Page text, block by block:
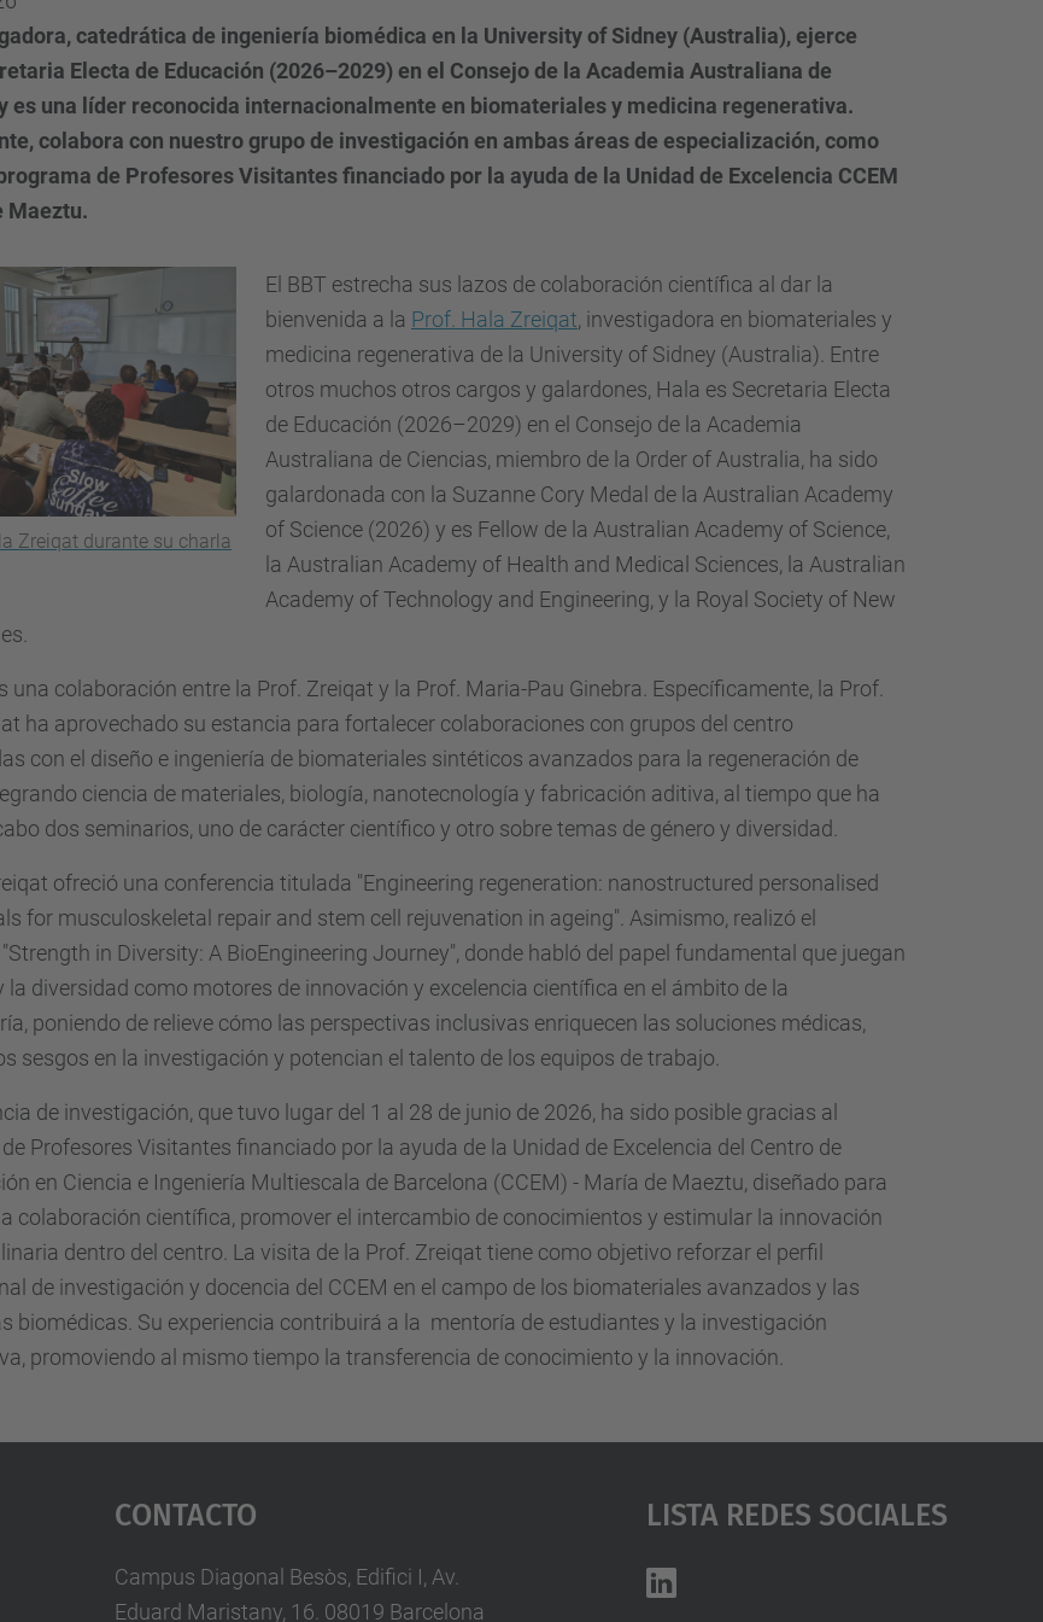
catedrática de ingeniería biomédica en la University of Sidney (Australia), ejerce
Electa de Educación (2026–2029) en el Consejo de la Academia Australiana de
es una líder reconocida internacionalmente en biomateriales y medicina regenerativa.
colabora con nuestro grupo de investigación en ambas áreas de especialización, como
de Profesores Visitantes financiado por la ayuda de la Unidad de Excelencia CCEM
Maeztu.
Zreiqat durante su charla
El BBT estrecha sus lazos de colaboración científica al dar la
bienvenida a la Prof. Hala Zreiqat, investigadora en biomateriales y
medicina regenerativa de la University of Sidney (Australia). Entre
otros muchos otros cargos y galardones, Hala es Secretaria Electa
de Educación (2026–2029) en el Consejo de la Academia
Australiana de Ciencias, miembro de la Order of Australia, ha sido
galardonada con la Suzanne Cory Medal de la Australian Academy
of Science (2026) y es Fellow de la Australian Academy of Science,
la Australian Academy of Health and Medical Sciences, la Australian
Academy of Technology and Engineering, y la Royal Society of New
una colaboración entre la Prof. Zreiqat y la Prof. Maria-Pau Ginebra. Específicamente, la Prof.
ha aprovechado su estancia para fortalecer colaboraciones con grupos del centro
con el diseño e ingeniería de biomateriales sintéticos avanzados para la regeneración de
ciencia de materiales, biología, nanotecnología y fabricación aditiva, al tiempo que ha
dos seminarios, uno de carácter científico y otro sobre temas de género y diversidad.
ofreció una conferencia titulada "Engineering regeneration: nanostructured personalised
for musculoskeletal repair and stem cell rejuvenation in ageing". Asimismo, realizó el
in Diversity: A BioEngineering Journey", donde habló del papel fundamental que juegan
la diversidad como motores de innovación y excelencia científica en el ámbito de la
poniendo de relieve cómo las perspectivas inclusivas enriquecen las soluciones médicas,
sesgos en la investigación y potencian el talento de los equipos de trabajo.
de investigación, que tuvo lugar del 1 al 28 de junio de 2026, ha sido posible gracias al
Profesores Visitantes financiado por la ayuda de la Unidad de Excelencia del Centro de
en Ciencia e Ingeniería Multiescala de Barcelona (CCEM) - María de Maeztu, diseñado para
colaboración científica, promover el intercambio de conocimientos y estimular la innovación
dentro del centro. La visita de la Prof. Zreiqat tiene como objetivo reforzar el perfil
de investigación y docencia del CCEM en el campo de los biomateriales avanzados y las
biomédicas. Su experiencia contribuirá a la mentoría de estudiantes y la investigación
promoviendo al mismo tiempo la transferencia de conocimiento y la innovación.
Contacto
Campus Diagonal Besòs, Edifici I, Av.
Eduard Maristany, 16. 08019 Barcelona
Lista Redes Sociales